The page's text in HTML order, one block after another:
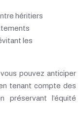
héritiers
les
pouvez anticiper
tenant compte des
préservant l’équité